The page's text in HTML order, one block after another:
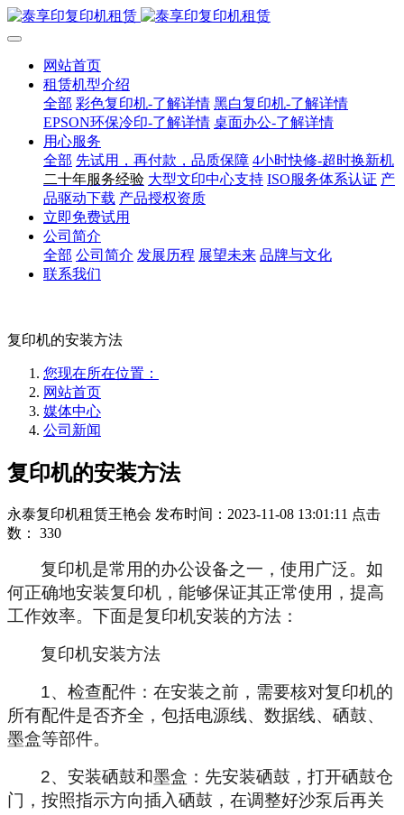
网站首页
租赁机型介绍
全部 彩色复印机-了解详情 黑白复印机-了解详情
EPSON环保冷印-了解详情 桌面办公-了解详情
用心服务
全部 先试用，再付款，品质保障 4小时快修-超时换新机
二十年服务经验 大型文印中心支持 ISO服务体系认证 产
品驱动下载 产品授权资质
立即免费试用
公司简介
全部 公司简介 发展历程 展望未来 品牌与文化
联系我们
复印机的安装方法
您现在所在位置：
网站首页
媒体中心
公司新闻
复印机的安装方法
永泰复印机租赁王艳会 发布时间：2023-11-08 13:01:11 点击
数： 330
复印机是常用的办公设备之一，使用广泛。如
何正确地安装复印机，能够保证其正常使用，提高
工作效率。下面是复印机安装的方法：
复印机安装方法
1、检查配件：在安装之前，需要核对复印机的
所有配件是否齐全，包括电源线、数据线、硒鼓、
墨盒等部件。
2、安装硒鼓和墨盒：先安装硒鼓，打开硒鼓仓
门，按照指示方向插入硒鼓，在调整好沙泵后再关